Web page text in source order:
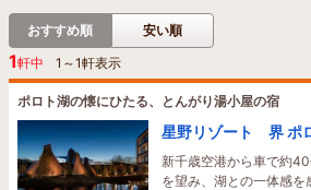
おすすめ順 安い順
1軒中 1 ～1軒表示
ポロト湖の懐にひたる、とんがり湯小屋の宿
星野リゾート 界 ポ
新千歳空港から車で約
を望み、湖との一体感